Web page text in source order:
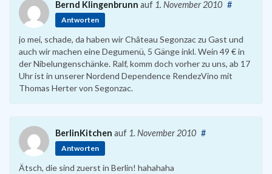
Bernd Klingenbrunn auf 1. November 2010 #
Antworten
jo mei, schade, da haben wir Château Segonzac zu Gast und
auch wir machen eine Degumenü, 5 Gänge inkl. Wein 49 € in
der Nibelungenschänke. Ralf, komm doch vorher zu uns, ab 17
Uhr ist in unserer Nordend Dependence RendezVino mit
Thomas Herter von Segonzac.
BerlinKitchen auf 1. November 2010 #
Antworten
Ätsch, die sind zuerst in Berlin! hahahaha